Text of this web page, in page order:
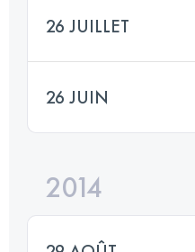
26 JUILLET
26 JUIN
2014